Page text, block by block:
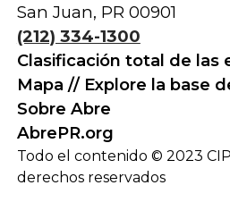
San Juan, PR 00901
(212) 334-1300
Clasificación total de las
Mapa // Explore la base
Sobre Abre
AbrePR.org
Todo el contenido © 2023
derechos reservados